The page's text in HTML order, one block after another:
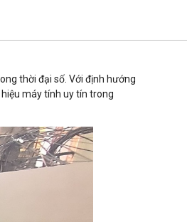
thời đại số. Với định hướng
máy tính uy tín trong